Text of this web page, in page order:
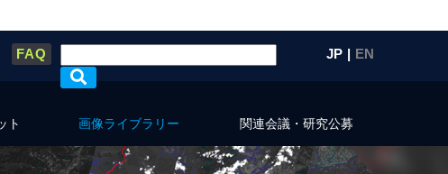
JP | EN
FAQ
ト
画像ライブラリー 関連会議・研究公募